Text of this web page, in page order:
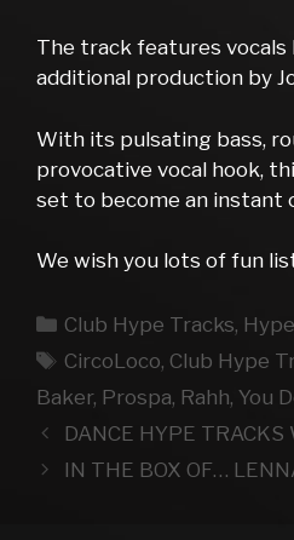
The track features vocals
additional production by
With its pulsating bass,
provocative vocal hook,
set to become an instant
We wish you lots of fun
Kategorien
Club Hype Tracks,
Schlagwörter
CircoLoco, Club Hype
Baker, Prospa, Rahh, You
DANCE HYPE TRACKS
IN THE BOX OF…